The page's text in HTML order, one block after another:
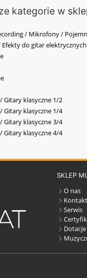
kategorie w
/ Mikrofony /
do gitar elektrycznych
Gitary klasyczne 1/2
Gitary klasyczne 1/4
Gitary klasyczne 3/4
Gitary klasyczne 4/4
SKLEP
O nas
Kontakt
Serwis